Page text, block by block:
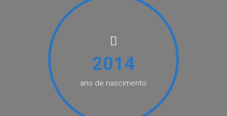
2014
ano de nascimento